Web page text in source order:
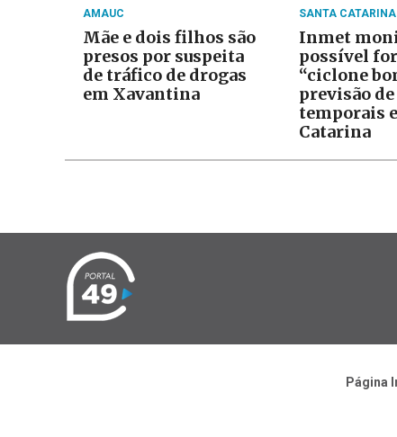
AMAUC
Mãe e dois filhos são
presos por suspeita
de tráfico de drogas
em Xavantina
SANTA CATARINA
Inmet
possível
“ciclone
previsão de
temporais
Catarina
Página